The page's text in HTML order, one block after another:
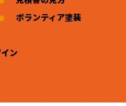
ボランティア塗装
ン